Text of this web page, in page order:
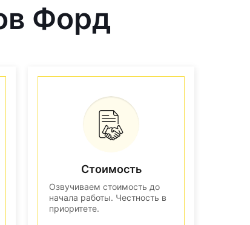
Форд
Стоимость
Озвучиваем стоимость до
начала работы. Честность в
приоритете.